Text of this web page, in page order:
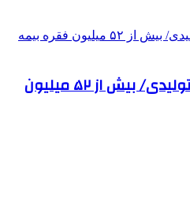
رشد ۶۲ درصدی حق بیمه تولیدی/ بیش از ۵۲ میلیون